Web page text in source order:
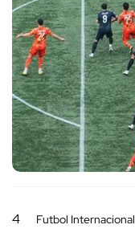
4 Futbol Internacional